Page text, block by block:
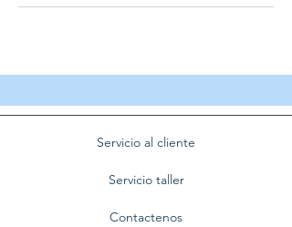
Servicio al cliente
Servicio taller
Contactenos